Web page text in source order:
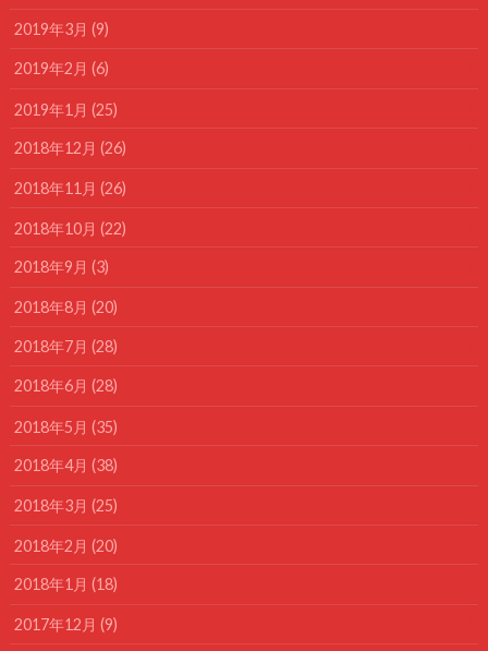
2019年3月 (9)
2019年2月 (6)
2019年1月 (25)
2018年12月 (26)
2018年11月 (26)
2018年10月 (22)
2018年9月 (3)
2018年8月 (20)
2018年7月 (28)
2018年6月 (28)
2018年5月 (35)
2018年4月 (38)
2018年3月 (25)
2018年2月 (20)
2018年1月 (18)
2017年12月 (9)